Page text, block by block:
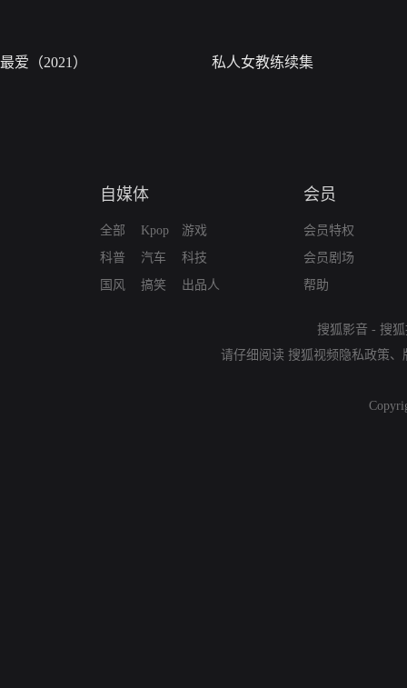
最爱（2021） 私人女教练续集
自媒体
全部
科普
国风
Kpop
汽车
搞笑
游戏
科技
出品人
会员
会员特权
会员剧场
帮助
搜狐影音 - 搜
请仔细阅读 搜狐视频隐私政策、